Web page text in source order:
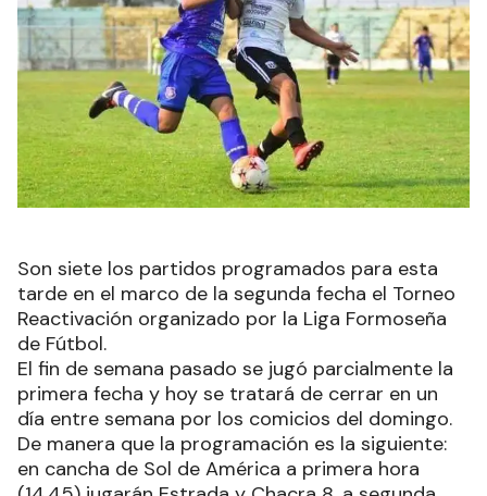
Son siete los partidos programados para esta
tarde en el marco de la segunda fecha el Torneo
Reactivación organizado por la Liga Formoseña
de Fútbol.
El fin de semana pasado se jugó parcialmente la
primera fecha y hoy se tratará de cerrar en un
día entre semana por los comicios del domingo.
De manera que la programación es la siguiente:
en cancha de Sol de América a primera hora